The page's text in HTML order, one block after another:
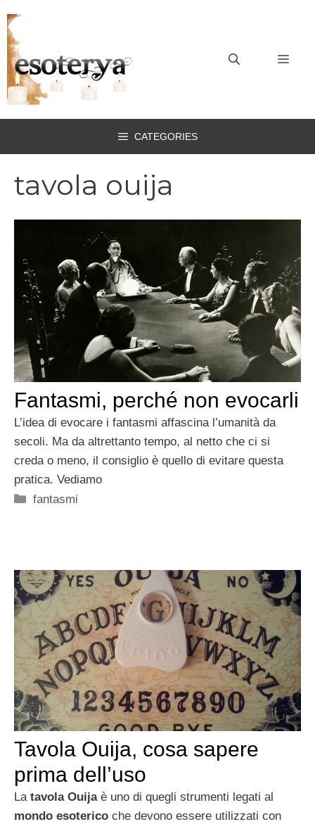
al
contenuto
CATEGORIES
tavola ouija
Fantasmi, perché non evocarli
L’idea di evocare i fantasmi affascina l’umanità da
secoli. Ma da altrettanto tempo, al netto che ci si
creda o meno, il consiglio è quello di evitare questa
pratica. Vediamo
Categorie
fantasmi
Tavola Ouija, cosa sapere
prima dell’uso
La tavola Ouijaè uno di quegli strumenti legati al
mondo esoterico che devono essere utilizzati con